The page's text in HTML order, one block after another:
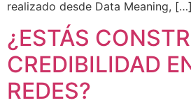
realizado desde Data Meaning, […]
¿ESTÁS
CREDIBILIDAD
REDES?